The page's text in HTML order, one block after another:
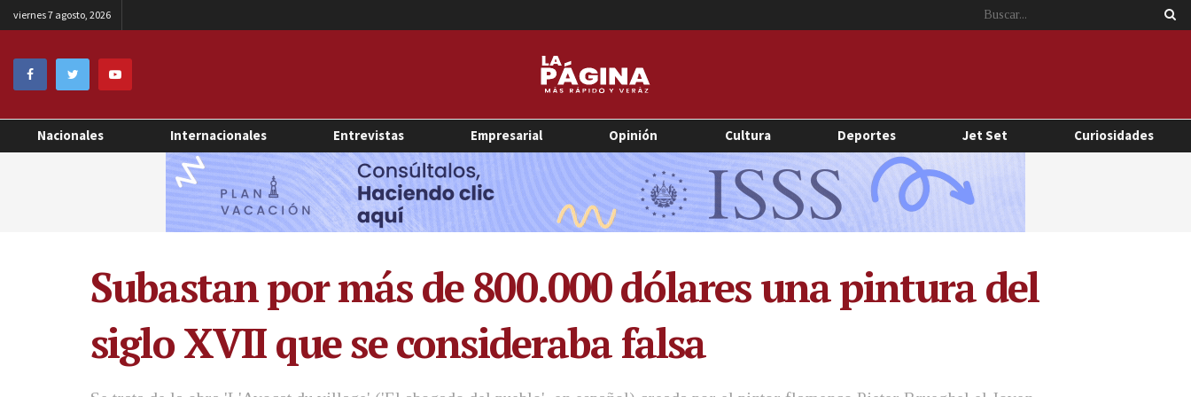
viernes 7 agosto, 2026
Nacionales Internacionales Entrevistas Empresarial Opinión Cultura Deportes Jet Set Curiosidades
Subastan por más de 800.000 dólares una pintura del
siglo XVII que se consideraba falsa